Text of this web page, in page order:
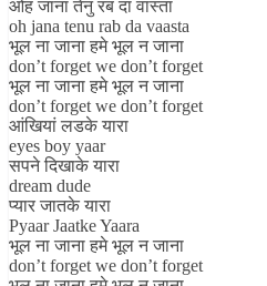
ओह जाना तेनु रब दा वास्ता
oh jana tenu rab da vaasta
भूल ना जाना हमे भूल न जाना
don’t forget we don’t forget
भूल ना जाना हमे भूल न जाना
don’t forget we don’t forget
आंखियां लडके यारा
eyes boy yaar
सपने दिखाके यारा
dream dude
प्यार जातके यारा
Pyaar Jaatke Yaara
भूल ना जाना हमे भूल न जाना
don’t forget we don’t forget